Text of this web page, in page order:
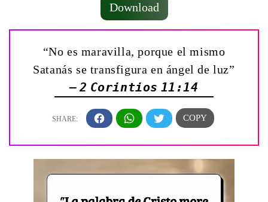
Download
“No es maravilla, porque el mismo
Satanás se transfigura en ángel de luz”
— 2 Corintios 11:14